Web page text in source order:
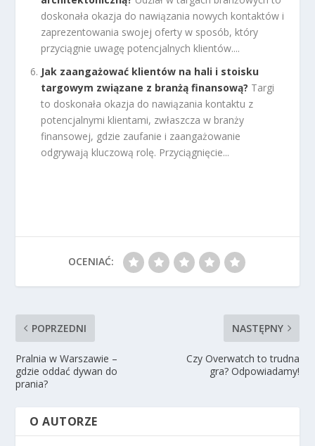
doskonała okazja do nawiązania nowych kontaktów i
zaprezentowania swojej oferty w sposób, który
przyciągnie uwagę potencjalnych klientów....
Jak zaangażować klientów na hali i stoisku
targowym związane z branżą finansową? Targi
to doskonała okazja do nawiązania kontaktu z
potencjalnymi klientami, zwłaszcza w branży
finansowej, gdzie zaufanie i zaangażowanie
odgrywają kluczową rolę. Przyciągnięcie...
OCENIAĆ:
POPRZEDNI
Pralnia w Warszawie –
gdzie oddać dywan do
prania?
NASTĘPNY
Czy Overwatch to trudna
gra? Odpowiadamy!
O AUTORZE